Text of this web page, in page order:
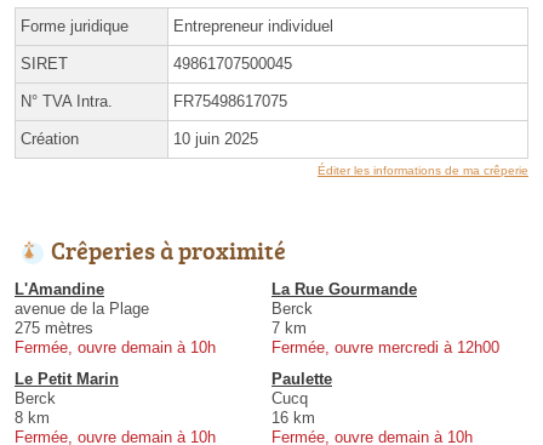
Forme juridique Entrepreneur individuel
SIRET 49861707500045
N° TVA Intra. FR75498617075
Création 10 juin 2025
Éditer les informations de ma crêperie
Crêperies à proximité
L'Amandine
avenue de la Plage
275 mètres
Fermée, ouvre demain à 10h
La Rue Gourmande
Berck
7 km
Fermée, ouvre mercredi à 12h00
Le Petit Marin
Berck
8 km
Fermée, ouvre demain à 10h
Paulette
Cucq
16 km
Fermée, ouvre demain à 10h